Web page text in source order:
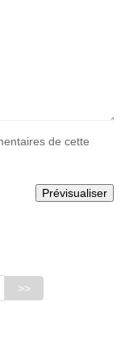
de cette